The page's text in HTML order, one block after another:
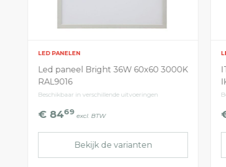
LED PANELEN
Led paneel Bright 36W 60x60 3000K
RAL9016
Beschikbaar in verschillende uitvoeringen
€ 8469 excl. BTW
Bekijk de varianten